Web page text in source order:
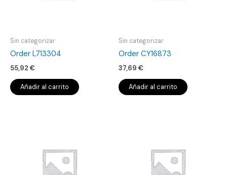
Sin categorizar
Order L713304
55,92 €
Añadir al carrito
Sin categorizar
Order CY16873
37,69 €
Añadir al carrito